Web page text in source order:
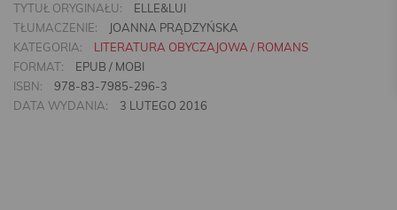
TYTUŁ ORYGINAŁU:
ELLE&LUI
TŁUMACZENIE:
JOANNA PRĄDZYŃSKA
KATEGORIA:
LITERATURA OBYCZAJOWA / ROMANS
FORMAT:
EPUB / MOBI
ISBN:
978-83-7985-296-3
DATA WYDANIA:
3 LUTEGO 2016